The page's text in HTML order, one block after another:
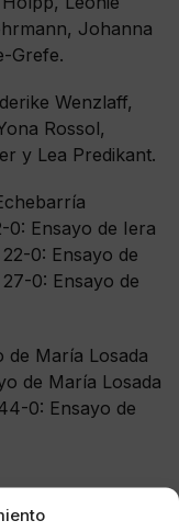
Johanna
Grefe.
Wenzlaff,
Rossol,
y Lea Predikant.
0: Ensayo de Iera
0: Ensayo de
0: Ensayo de
de María Losada
de María Losada
0: Ensayo de